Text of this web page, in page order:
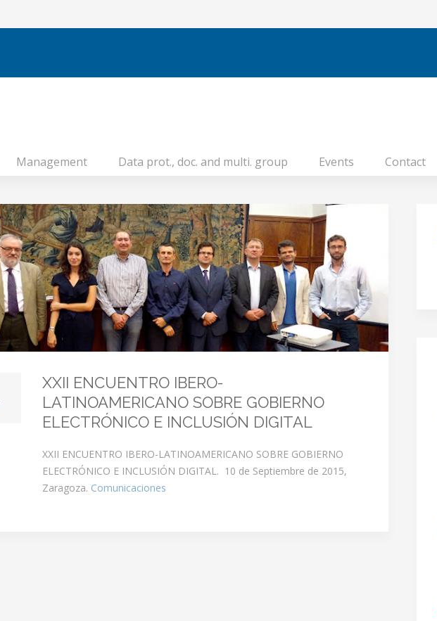
Management Data prot., doc. and multi. group Events Contact
XXII ENCUENTRO IBERO-
LATINOAMERICANO SOBRE GOBIERNO
ELECTRÓNICO E INCLUSIÓN DIGITAL
XXII ENCUENTRO IBERO-LATINOAMERICANO SOBRE GOBIERNO
ELECTRÓNICO E INCLUSIÓN DIGITAL. 10 de Septiembre de 2015,
Zaragoza. Comunicaciones